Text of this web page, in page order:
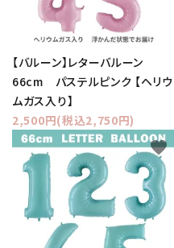
【バルーン】レターバルーン
66cm パステルピンク 【ヘリウ
ムガス入り】
2,500円(税込2,750円)
favorite